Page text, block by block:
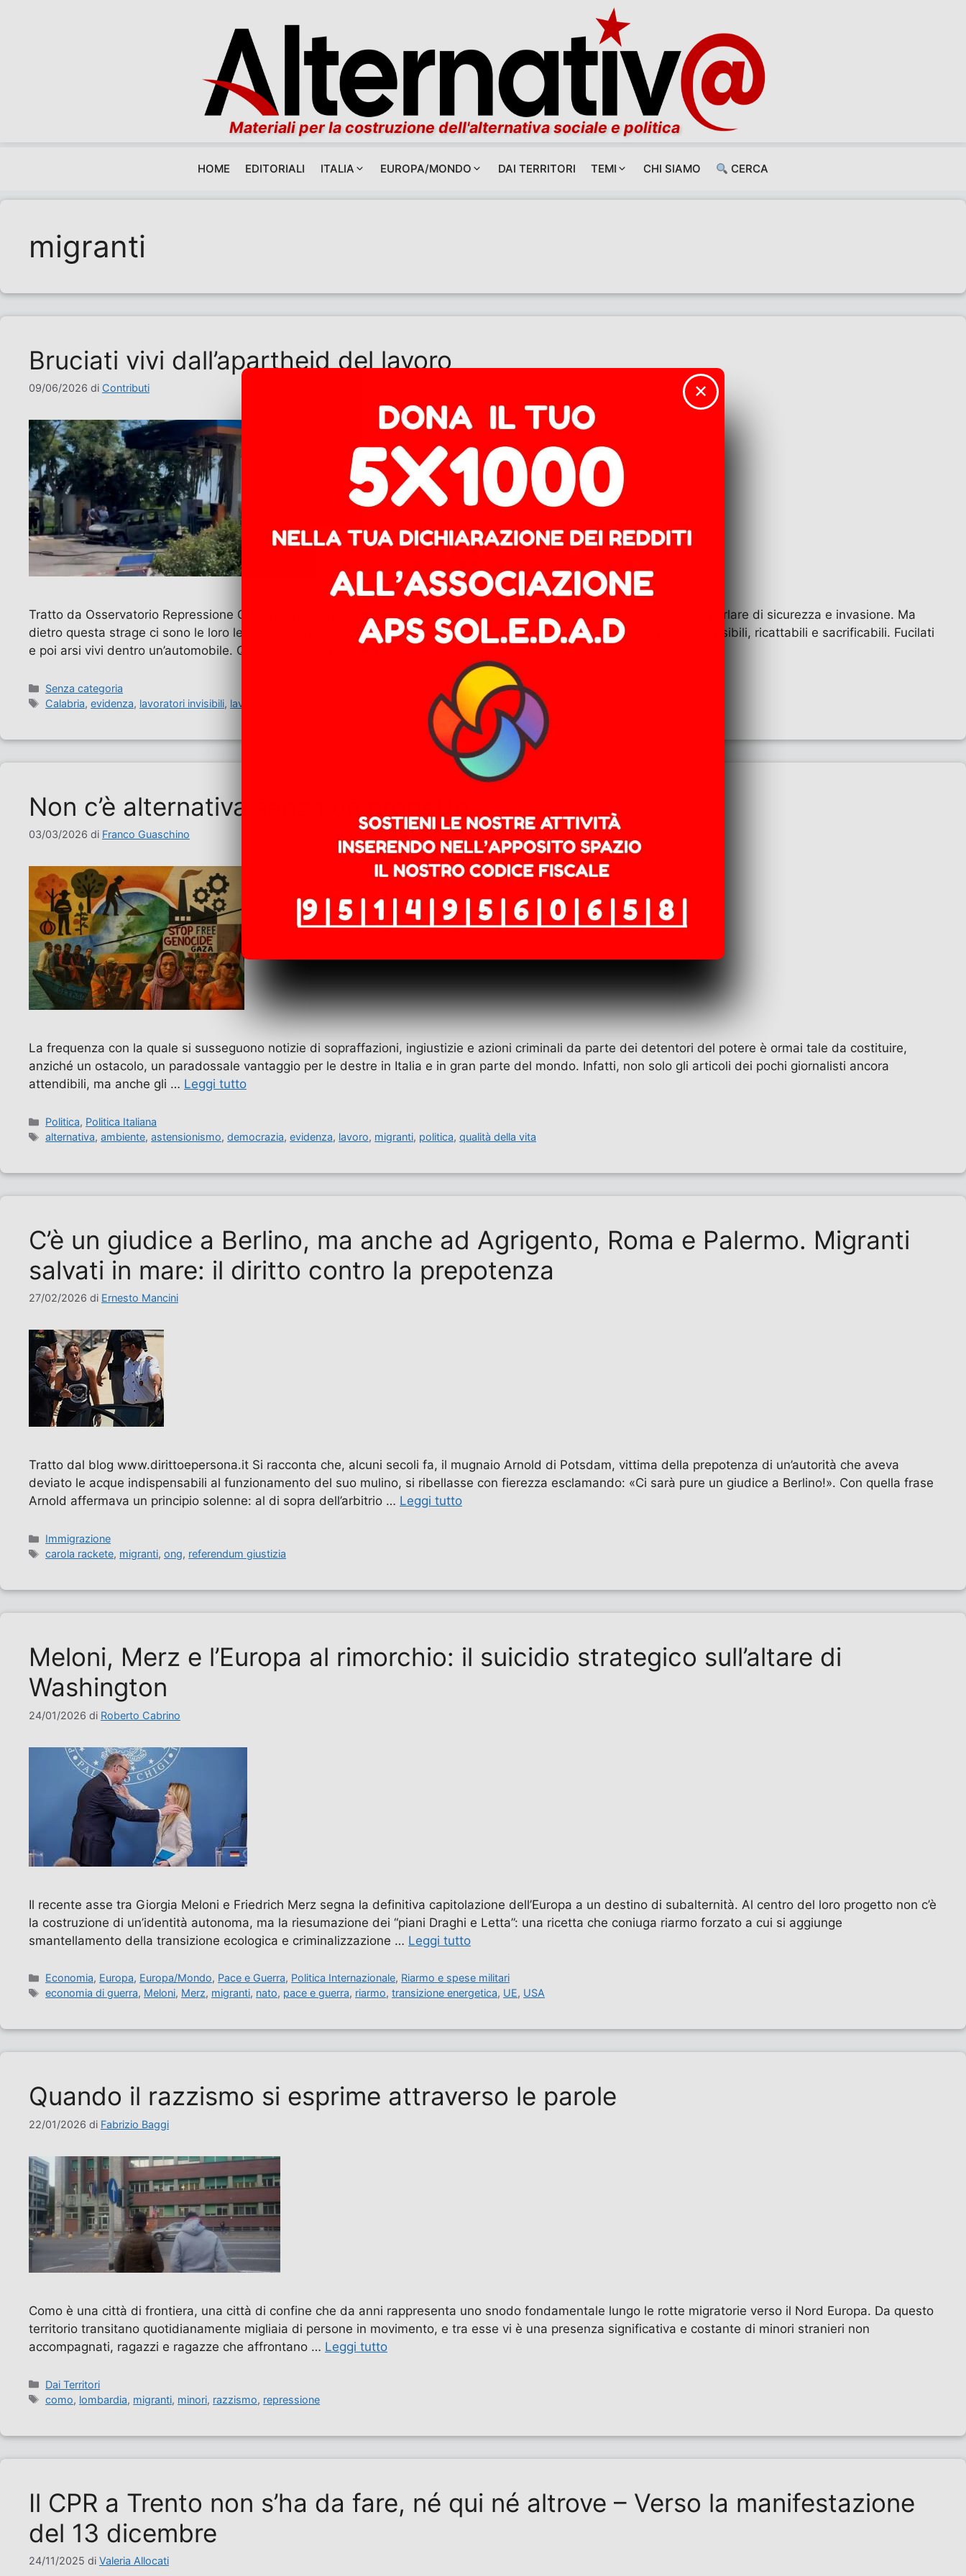
Materiali per la costruzione dell'alternativa sociale e politica
HOME EDITORIALI ITALIA EUROPA/MONDO DAI TERRITORI TEMI CHI SIAMO CERCA
migranti
Bruciati vivi dall’apartheid del lavoro
09/06/2026 di Contributi
Tratto da Osservatorio Repressione Quattro braccianti uccisi in Calabria. Piantedosi, Salvini e Meloni continueranno a parlare di sicurezza e invasione. Ma
dietro questa strage ci sono le loro leggi, il sistema dei decreti flussi e un modello economico che produce lavoratori invisibili, ricattabili e sacrificabili. Fucilati
e poi arsi vivi dentro un’automobile. Quattro giovani braccianti …
Categorie
Senza categoria
Tag
Calabria,evidenza, lavoratori invisibili, lavoro
Non c’è alternativa senza un progetto
03/03/2026 di Franco Guaschino
La frequenza con la quale si susseguono notizie di sopraffazioni, ingiustizie e azioni criminali da parte dei detentori del potere è ormai tale da costituire,
anziché un ostacolo, un paradossale vantaggio per le destre in Italia e in gran parte del mondo. Infatti, non solo gli articoli dei pochi giornalisti ancora
attendibili, ma anche gli … Leggi tutto
Categorie
Politica, Politica Italiana
Tag
alternativa,ambiente,astensionismo,democrazia,evidenza, lavoro, migranti, politica,qualità della vita
C’è un giudice a Berlino, ma anche ad Agrigento, Roma e Palermo. Migranti
salvati in mare: il diritto contro la prepotenza
27/02/2026 di Ernesto Mancini
Tratto dal blog www.dirittoepersona.it Si racconta che, alcuni secoli fa, il mugnaio Arnold di Potsdam, vittima della prepotenza di un’autorità che aveva
deviato le acque indispensabili al funzionamento del suo mulino, si ribellasse con fierezza esclamando: «Ci sarà pure un giudice a Berlino!». Con quella frase
Arnold affermava un principio solenne: al di sopra dell’arbitrio … Leggi tutto
Categorie
Immigrazione
Tag
carola rackete, migranti,ong, referendum giustizia
Meloni, Merz e l’Europa al rimorchio: il suicidio strategico sull’altare di
Washington
24/01/2026 di Roberto Cabrino
Il recente asse tra Giorgia Meloni e Friedrich Merz segna la definitiva capitolazione dell’Europa a un destino di subalternità. Al centro del loro progetto non c’è
la costruzione di un’identità autonoma, ma la riesumazione dei “piani Draghi e Letta”: una ricetta che coniuga riarmo forzato a cui si aggiunge
smantellamento della transizione ecologica e criminalizzazione … Leggi tutto
Categorie
Economia, Europa, Europa/Mondo, Pace e Guerra, Politica Internazionale, Riarmo e spese militari
Tag
economia di guerra, Meloni, Merz, migranti, nato, pace e guerra, riarmo,transizione energetica, UE, USA
Quando il razzismo si esprime attraverso le parole
22/01/2026 di Fabrizio Baggi
Como è una città di frontiera, una città di confine che da anni rappresenta uno snodo fondamentale lungo le rotte migratorie verso il Nord Europa. Da questo
territorio transitano quotidianamente migliaia di persone in movimento, e tra esse vi è una presenza significativa e costante di minori stranieri non
accompagnati, ragazzi e ragazze che affrontano … Leggi tutto
Categorie
Dai Territori
Tag
como, lombardia, migranti, minori, razzismo, repressione
Il CPR a Trento non s’ha da fare, né qui né altrove – Verso la manifestazione
del 13 dicembre
24/11/2025 di Valeria Allocati
✕